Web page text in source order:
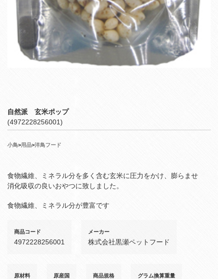
自然派 玄米ポップ
(4972228256001)
小鳥>用品>洋鳥フード
食物繊維、ミネラル分を多く含む玄米に圧力をかけ、膨らませ
消化吸収の良いおやつに致しました。
食物繊維、ミネラル分が豊富です
商品コード
4972228256001
メーカー
株式会社黒瀬ペットフード
原材料 原産国 商品規格 グラム換算重量